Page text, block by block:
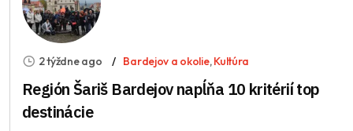
2 týždne ago Bardejov a okolie,Kultúra
Región Šariš Bardejov napĺňa 10 kritérií top
destinácie